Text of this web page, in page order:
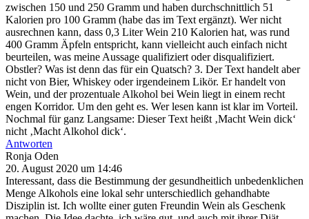
zwischen 150 und 250 Gramm und haben durchschnittlich 51
Kalorien pro 100 Gramm (habe das im Text ergänzt). Wer nicht
ausrechnen kann, dass 0,3 Liter Wein 210 Kalorien hat, was rund
400 Gramm Äpfeln entspricht, kann vielleicht auch einfach nicht
beurteilen, was meine Aussage qualifiziert oder disqualifiziert.
Obstler? Was ist denn das für ein Quatsch? 3. Der Text handelt aber
nicht von Bier, Whiskey oder irgendeinem Likör. Er handelt von
Wein, und der prozentuale Alkohol bei Wein liegt in einem recht
engen Korridor. Um den geht es. Wer lesen kann ist klar im Vorteil.
Nochmal für ganz Langsame: Dieser Text heißt ‚Macht Wein dick‘
nicht ‚Macht Alkohol dick‘.
Antworten
Ronja Oden
20. August 2020 um 14:46
Interessant, dass die Bestimmung der gesundheitlich unbedenklichen
Menge Alkohols eine lokal sehr unterschiedlich gehandhabte
Disziplin ist. Ich wollte einer guten Freundin Wein als Geschenk